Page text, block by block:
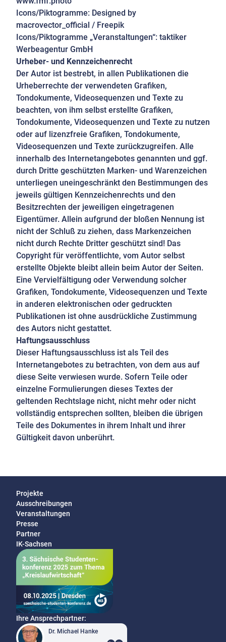
Icons/Piktogramme: Designed by
macrovector_official / Freepik
Icons/Piktogramme „Veranstaltungen“: taktiker
Werbeagentur GmbH
Urheber- und Kennzeichenrecht
Der Autor ist bestrebt, in allen Publikationen die
Urheberrechte der verwendeten Grafiken,
Tondokumente, Videosequenzen und Texte zu
beachten, von ihm selbst erstellte Grafiken,
Tondokumente, Videosequenzen und Texte zu nutzen
oder auf lizenzfreie Grafiken, Tondokumente,
Videosequenzen und Texte zurückzugreifen. Alle
innerhalb des Internetangebotes genannten und ggf.
durch Dritte geschützten Marken- und Warenzeichen
unterliegen uneingeschränkt den Bestimmungen des
jeweils gültigen Kennzeichenrechts und den
Besitzrechten der jeweiligen eingetragenen
Eigentümer. Allein aufgrund der bloßen Nennung ist
nicht der Schluß zu ziehen, dass Markenzeichen
nicht durch Rechte Dritter geschützt sind! Das
Copyright für veröffentlichte, vom Autor selbst
erstellte Objekte bleibt allein beim Autor der Seiten.
Eine Vervielfältigung oder Verwendung solcher
Grafiken, Tondokumente, Videosequenzen und Texte
in anderen elektronischen oder gedruckten
Publikationen ist ohne ausdrückliche Zustimmung
des Autors nicht gestattet.
Haftungsausschluss
Dieser Haftungsausschluss ist als Teil des
Internetangebotes zu betrachten, von dem aus auf
diese Seite verwiesen wurde. Sofern Teile oder
einzelne Formulierungen dieses Textes der
geltenden Rechtslage nicht, nicht mehr oder nicht
vollständig entsprechen sollten, bleiben die übrigen
Teile des Dokumentes in ihrem Inhalt und ihrer
Gültigkeit davon unberührt.
Projekte
Ausschreibungen
Veranstaltungen
Presse
Partner
IK-Sachsen
Ihre Ansprechpartner:
Dr. Michael Hanke